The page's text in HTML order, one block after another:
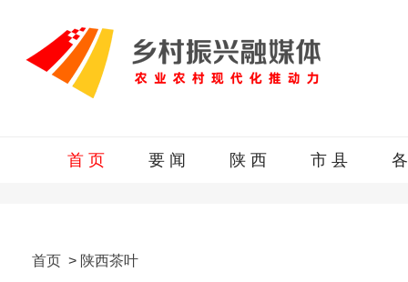
首 页 要 闻 陕 西 市 县
首页 > 陕西茶叶